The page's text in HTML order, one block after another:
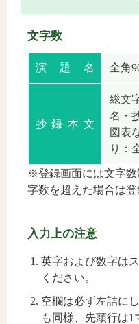
文字数
演題名 全角
抄録本文
総文
名・
図表
り：
※登録画面には文字数
字数を超えた場合は登
入力上の注意
英字および数字は
ください。
空欄は必ず左詰に
も同様、先頭行は